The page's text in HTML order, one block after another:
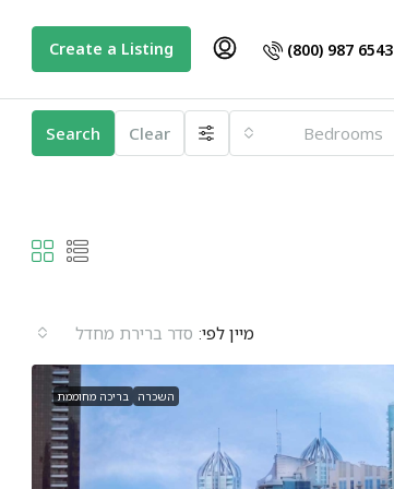
(800) 987 6543
Create a Listing
Bedrooms
Clear
Search
מיין לפי: סדר ברירת מחדל
השכרה בריכה מחוממת